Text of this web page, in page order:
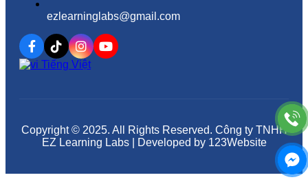
ezlearninglabs@gmail.com
Tiếng Việt
Copyright © 2025. All Rights Reserved. Công ty TNHH
EZ Learning Labs | Developed by 123Website